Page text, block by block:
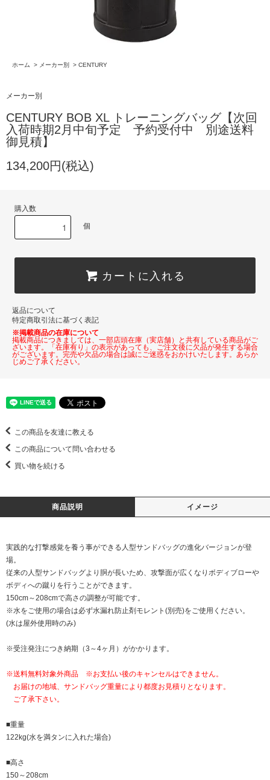
ホーム > メーカー別 > CENTURY
メーカー別
CENTURY BOB XL トレーニングバッグ【次回
入荷時期2月中旬予定 予約受付中 別途送料
御見積】
134,200円(税込)
購入数
個
カートに入れる
返品について
特定商取引法に基づく表記
※掲載商品の在庫について
掲載商品につきましては、一部店頭在庫（実店舗）と共有している商品がご
ざいます。「在庫有り」の表示があっても、ご注文後に欠品が発生する場合
がございます。完売や欠品の場合は誠にご迷惑をおかけいたします。あらか
じめご了承ください。
この商品を友達に教える
この商品について問い合わせる
買い物を続ける
商品説明 イメージ
実践的な打撃感覚を養う事ができる人型サンドバッグの進化バージョンが登
場。
従来の人型サンドバッグより胴が長いため、攻撃面が広くなりボディブローや
ボディへの蹴りを行うことができます。
150cm～208cmで高さの調整が可能です。
※水をご使用の場合は必ず水漏れ防止剤モレント(別売)をご使用ください。
(水は屋外使用時のみ)
※受注発注につき納期（3～4ヶ月）がかかります。
※送料無料対象外商品 ※お支払い後のキャンセルはできません。
お届けの地域、サンドバッグ重量により都度お見積りとなります。
ご了承下さい。
■重量
122kg(水を満タンに入れた場合)
■高さ
150～208cm